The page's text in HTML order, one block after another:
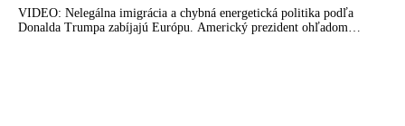
tisíc migrantov
VIDEO: Nelegálna imigrácia a chybná energetická politika podľa
Donalda Trumpa zabíjajú Európu. Americký prezident ohľadom